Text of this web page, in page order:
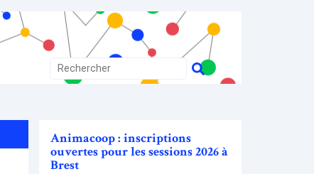
Animacoop : inscriptions
ouvertes pour les sessions 2026 à
Brest